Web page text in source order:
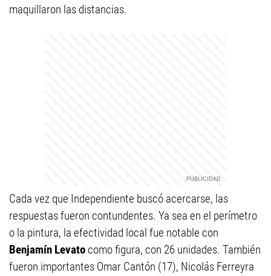
maquillaron las distancias.
Cada vez que Independiente buscó acercarse, las
respuestas fueron contundentes. Ya sea en el perímetro
o la pintura, la efectividad local fue notable con
Benjamín Levato como figura, con 26 unidades. También
fueron importantes Omar Cantón (17), Nicolás Ferreyra